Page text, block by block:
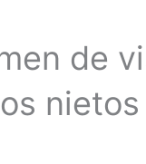
de
nietos